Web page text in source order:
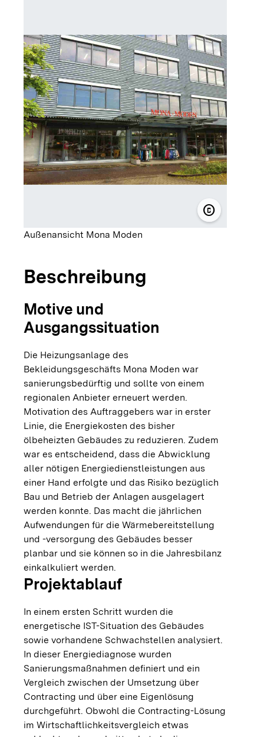
copyright
©
Außenansicht Mona Moden
Beschreibung
Motive und
Ausgangssituation
Die Heizungsanlage des
Bekleidungsgeschäfts Mona Moden war
sanierungsbedürftig und sollte von einem
regionalen Anbieter erneuert werden.
Motivation des Auftraggebers war in erster
Linie, die Energiekosten des bisher
ölbeheizten Gebäudes zu reduzieren. Zudem
war es entscheidend, dass die Abwicklung
aller nötigen Energiedienstleistungen aus
einer Hand erfolgte und das Risiko bezüglich
Bau und Betrieb der Anlagen ausgelagert
werden konnte. Das macht die jährlichen
Aufwendungen für die Wärmebereitstellung
und -versorgung des Gebäudes besser
planbar und sie können so in die Jahresbilanz
einkalkuliert werden.
Projektablauf
In einem ersten Schritt wurden die
energetische IST-Situation des Gebäudes
sowie vorhandene Schwachstellen analysiert.
In dieser Energiediagnose wurden
Sanierungsmaßnahmen definiert und ein
Vergleich zwischen der Umsetzung über
Contracting und über eine Eigenlösung
durchgeführt. Obwohl die Contracting-Lösung
im Wirtschaftlichkeitsvergleich etwas